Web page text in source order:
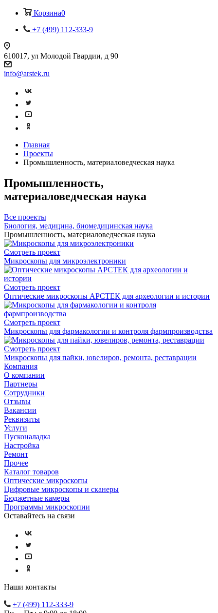
Корзина0
+7 (499) 112-333-9
610017, ул Молодой Гвардии, д 90
info@arstek.ru
Главная
Проекты
Промышленность, материаловедческая наука
Промышленность,
материаловедческая наука
Все проекты
Биология, медицина, биомедицинская наука
Промышленность, материаловедческая наука
Смотреть проект
Микроскопы для микроэлектроники
Смотреть проект
Оптические микроскопы АРСТЕК для археологии и истории
Смотреть проект
Микроскопы для фармакологии и контроля фармпроизводства
Смотреть проект
Микроскопы для пайки, ювелиров, ремонта, реставрации
Компания
О компании
Партнеры
Сотрудники
Отзывы
Вакансии
Реквизиты
Услуги
Пусконаладка
Настройка
Ремонт
Прочее
Каталог товаров
Оптические микроскопы
Цифровые микроскопы и сканеры
Бюджетные камеры
Программы микроскопии
Оставайтесь на связи
Наши контакты
+7 (499) 112-333-9